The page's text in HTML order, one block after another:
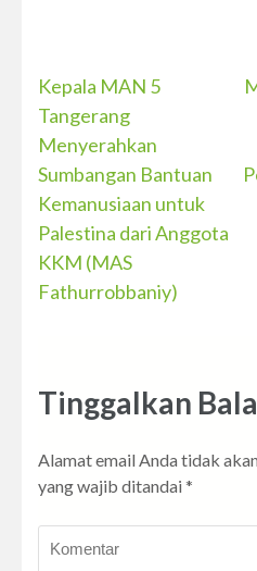
Navigasi
pos
Kepala MAN 5
Tangerang
Menyerahkan
Sumbangan Bantuan
Kemanusiaan untuk
Palestina dari Anggota
KKM (MAS
Fathurrobbaniy)
Tinggalkan
Alamat email Anda tidak
yang wajib ditandai *